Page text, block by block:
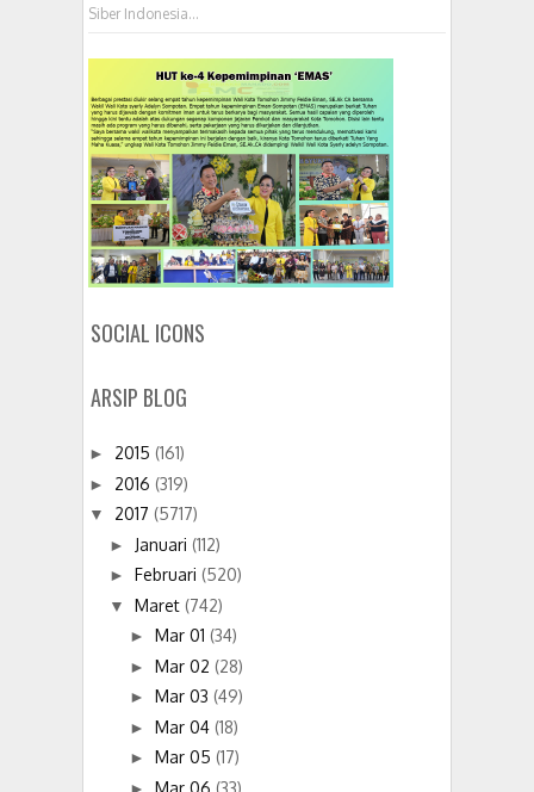
Siber Indonesia...
SOCIAL ICONS
ARSIP BLOG
► 2015 (161)
► 2016 (319)
▼ 2017 (5717)
► Januari (112)
► Februari (520)
▼ Maret (742)
► Mar 01 (34)
► Mar 02 (28)
► Mar 03 (49)
► Mar 04 (18)
► Mar 05 (17)
Mar 06 (33)